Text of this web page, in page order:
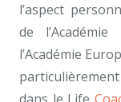
l’aspect
de
l’Académie